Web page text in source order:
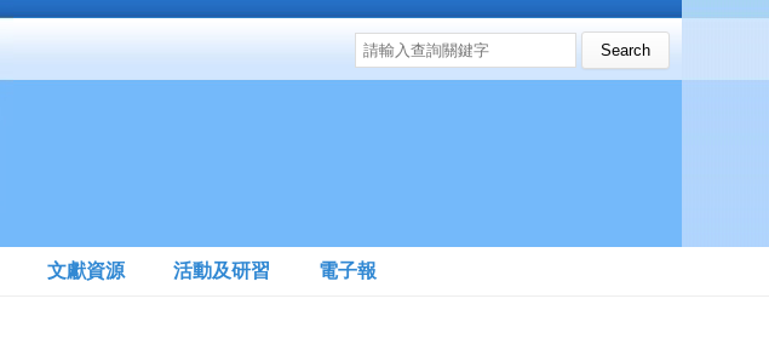
搜尋表單
Search this site
文獻資源 活動及研習 電子報